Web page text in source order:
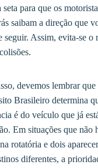
seta para que os
saibam a direção que
seguir. Assim, evita-se o
devemos lembrar
Brasileiro determina
é do veículo que já
Em situações que não
rotatória e dois
diferentes, a